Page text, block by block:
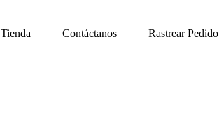
Tienda Contáctanos Rastrear Pedido